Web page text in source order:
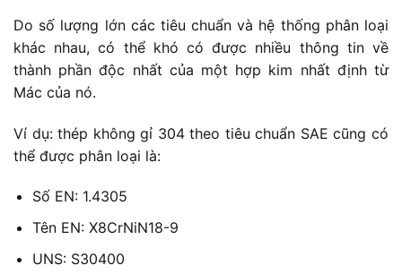
Do số lượng lớn các tiêu chuẩn và hệ thống phân loại
khác nhau, có thể khó có được nhiều thông tin về
thành phần độc nhất của một hợp kim nhất định từ
Mác của nó.
Ví dụ: thép không gỉ 304 theo tiêu chuẩn SAE cũng có
thể được phân loại là:
Số EN: 1.4305
Tên EN: X8CrNiN18-9
UNS: S30400